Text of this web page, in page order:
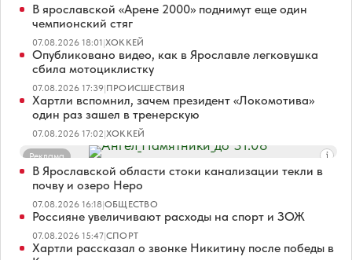
В ярославской «Арене 2000» поднимут еще один
чемпионский стяг
07.08.2026 18:01|ХОККЕЙ
Опубликовано видео, как в Ярославле легковушка
сбила мотоциклистку
07.08.2026 17:39|ПРОИСШЕСТВИЯ
Хартли вспомнил, зачем президент «Локомотива»
один раз зашел в тренерскую
07.08.2026 17:02|ХОККЕЙ
Реклама
В Ярославской области стоки канализации текли в
почву и озеро Неро
07.08.2026 16:18|ОБЩЕСТВО
Россияне увеличивают расходы на спорт и ЗОЖ
07.08.2026 15:47|СПОРТ
Хартли рассказал о звонке Никитину после победы в